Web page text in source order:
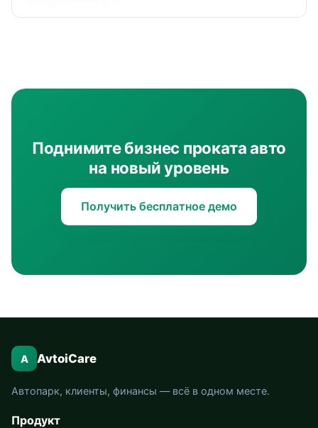
Поднимите бизнес проката авто
на новый уровень
Получить бесплатное демо
A AvtoiCare
Автопарк, клиенты, финансы — всё в одном месте.
Продукт